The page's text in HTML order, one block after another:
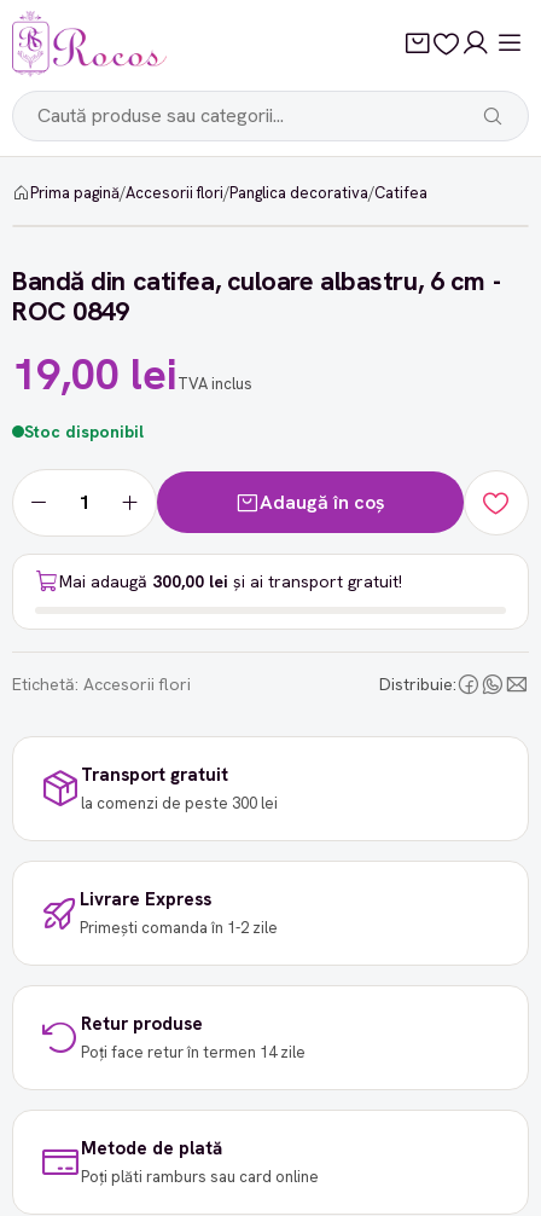
Prima pagină/Accesorii flori/Panglica decorativa/Catifea
Bandă din catifea, culoare albastru, 6 cm -
ROC 0849
19,00 leiTVA inclus
Stoc disponibil
Adaugă în coș
Mai adaugă 300,00 lei și ai transport gratuit!
Etichetă: Accesorii flori Distribuie:
Transport gratuit
la comenzi de peste 300 lei
Livrare Express
Primești comanda în 1-2 zile
Retur produse
Poți face retur în termen 14 zile
Metode de plată
Poți plăti ramburs sau card online